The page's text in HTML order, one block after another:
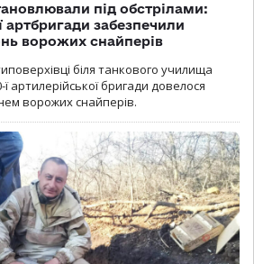
під обстрілами:
артбригади забезпечили
ворожих снайперів
біля танкового училища
ї артилерійської бригади довелося
ворожих снайперів.